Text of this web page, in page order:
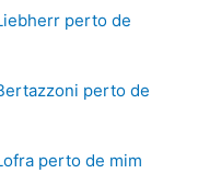
perto de
perto de
perto de mim